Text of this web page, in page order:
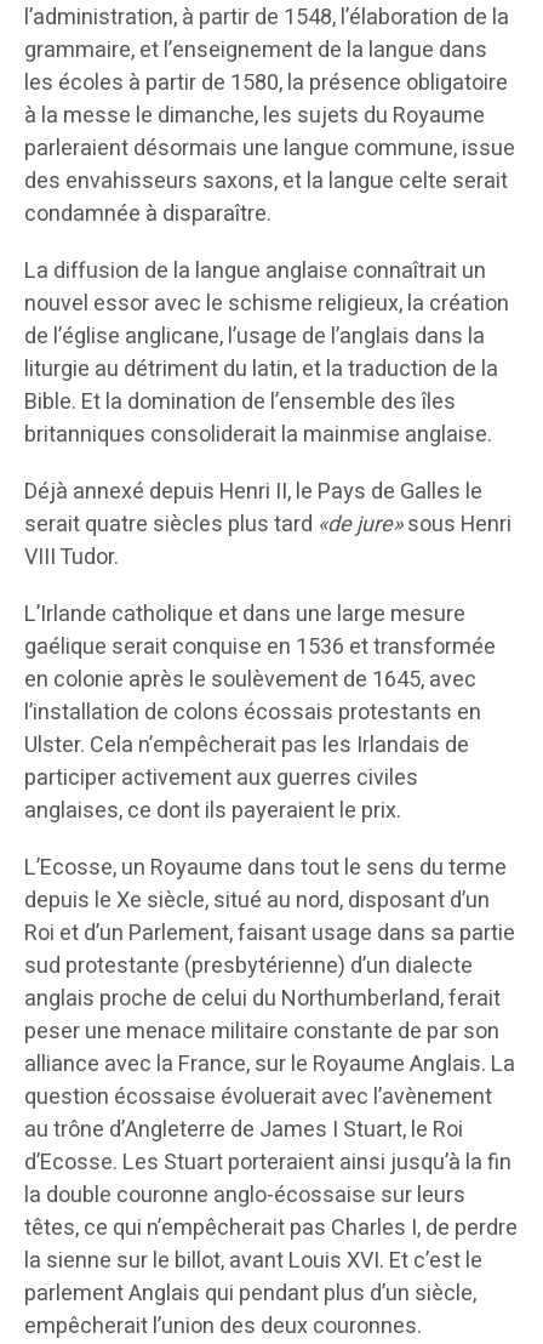
l’administration, à partir de 1548, l’élaboration de la
grammaire, et l’enseignement de la langue dans
les écoles à partir de 1580, la présence obligatoire
à la messe le dimanche, les sujets du Royaume
parleraient désormais une langue commune, issue
des envahisseurs saxons, et la langue celte serait
condamnée à disparaître.
La diffusion de la langue anglaise connaîtrait un
nouvel essor avec le schisme religieux, la création
de l’église anglicane, l’usage de l’anglais dans la
liturgie au détriment du latin, et la traduction de la
Bible. Et la domination de l’ensemble des îles
britanniques consoliderait la mainmise anglaise.
Déjà annexé depuis Henri II, le Pays de Galles le
serait quatre siècles plus tard «de jure»sous Henri
VIII Tudor.
L’Irlande catholique et dans une large mesure
gaélique serait conquise en 1536 et transformée
en colonie après le soulèvement de 1645, avec
l’installation de colons écossais protestants en
Ulster. Cela n’empêcherait pas les Irlandais de
participer activement aux guerres civiles
anglaises, ce dont ils payeraient le prix.
L’Ecosse, un Royaume dans tout le sens du terme
depuis le Xe siècle, situé au nord, disposant d’un
Roi et d’un Parlement, faisant usage dans sa partie
sud protestante (presbytérienne) d’un dialecte
anglais proche de celui du Northumberland, ferait
peser une menace militaire constante de par son
alliance avec la France, sur le Royaume Anglais. La
question écossaise évoluerait avec l’avènement
au trône d’Angleterre de James I Stuart, le Roi
d’Ecosse. Les Stuart porteraient ainsi jusqu’à la fin
la double couronne anglo-écossaise sur leurs
têtes, ce qui n’empêcherait pas Charles I, de perdre
la sienne sur le billot, avant Louis XVI. Et c’est le
parlement Anglais qui pendant plus d’un siècle,
empêcherait l’union des deux couronnes.